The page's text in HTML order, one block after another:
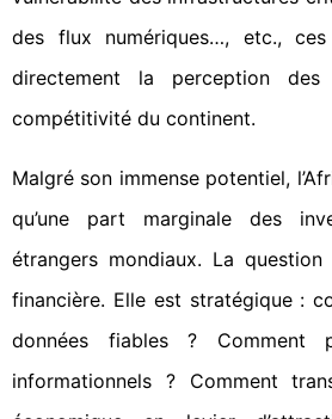
des flux numériques…, etc.,
directement la perception
compétitivité du continent.
Malgré son immense potentiel,
qu’une part marginale des
étrangers mondiaux. La question
financière. Elle est stratégique :
données fiables ? Comment
informationnels ? Comment